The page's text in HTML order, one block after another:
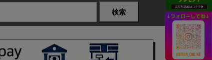
検索